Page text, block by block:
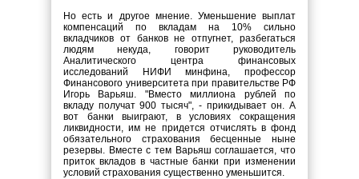
Но есть и другое мнение. Уменьшение выплат
компенсаций по вкладам на 10% сильно
вкладчиков от банков не отпугнет, разбегаться
людям некуда, говорит руководитель
Аналитического центра финансовых
исследований НИФИ минфина, профессор
Финансового университета при правительстве РФ
Игорь Варьяш. "Вместо миллиона рублей по
вкладу получат 900 тысяч", - прикидывает он. А
вот банки выиграют, в условиях сокращения
ликвидности, им не придется отчислять в фонд
обязательного страхования бесценные ныне
резервы. Вместе с тем Варьяш соглашается, что
приток вкладов в частные банки при изменении
условий страхования существенно уменьшится.